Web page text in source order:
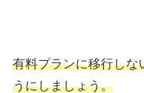
有料プランに移行しな
うにしましょう。